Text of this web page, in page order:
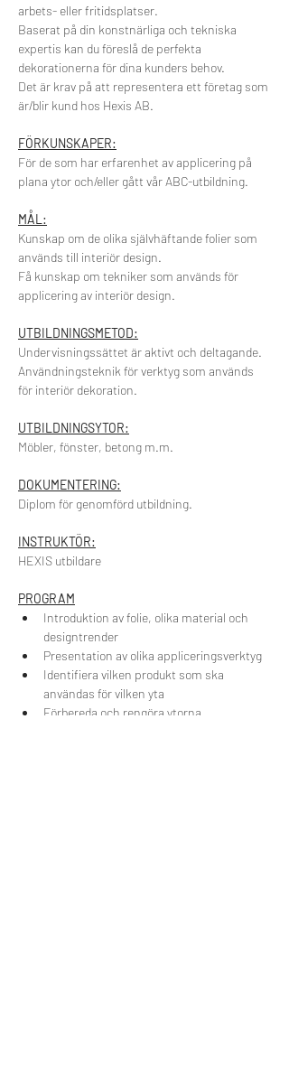
arbets- eller fritidsplatser.
Baserat på din konstnärliga och tekniska
expertis kan du föreslå de perfekta
dekorationerna för dina kunders behov.
Det är krav på att representera ett företag som
är/blir kund hos Hexis AB.
FÖRKUNSKAPER:
För de som har erfarenhet av applicering på
plana ytor och/eller gått vår ABC-utbildning.
MÅL:
Kunskap om de olika självhäftande folier som
används till interiör design.
Få kunskap om tekniker som används för
applicering av interiör design.
UTBILDNINGSMETOD:
Undervisningssättet är aktivt och deltagande.
Användningsteknik för verktyg som används
för interiör dekoration.
UTBILDNINGSYTOR:
Möbler, fönster, betong m.m.
DOKUMENTERING:
Diplom för genomförd utbildning.
INSTRUKTÖR:
HEXIS utbildare
PROGRAM
Introduktion av folie, olika material och
designtrender
Presentation av olika appliceringsverktyg
Identifiera vilken produkt som ska
användas för vilken yta
Förbereda och rengöra ytorna,